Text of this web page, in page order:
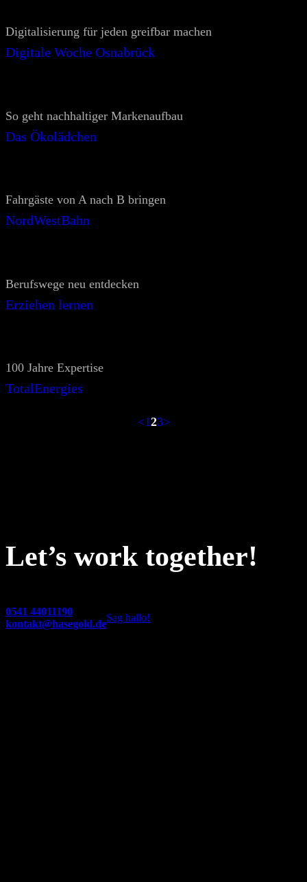
Digitalisierung für jeden greifbar machen
Digitale Woche Osnabrück
So geht nachhaltiger Markenaufbau
Das Ökolädchen
Fahrgäste von A nach B bringen
NordWestBahn
Berufswege neu entdecken
Erziehen lernen
100 Jahre Expertise
TotalEnergies
<123>
Let’s work together!
0541 44011190
kontakt@hasegold.de
Sag hallo!